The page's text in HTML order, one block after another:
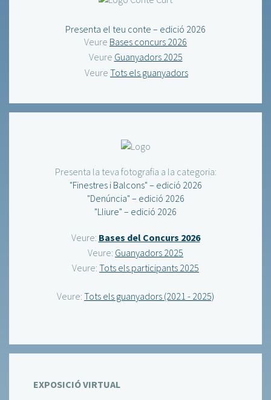
Presenta el teu conte – edició 2026
Veure Bases concurs 2026
Veure Guanyadors 2025
Veure Tots els guanyadors
Presenta la teva fotografia a la categoria:
"Finestres i Balcons" – edició 2026
"Denúncia" – edició 2026
"Lliure" – edició 2026
Veure: Bases del Concurs 2026
Veure: Guanyadors 2025
Veure: Tots els participants 2025
Veure: Tots els guanyadors (2021 - 2025)
EXPOSICIÓ VIRTUAL